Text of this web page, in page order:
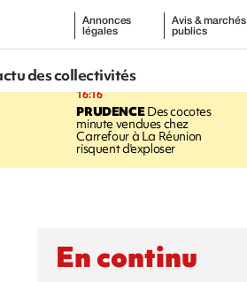
Annonces
légales
Avis & marchés
publics
des collectivités
16:16
PRUDENCEDes cocotes
minute vendues chez
Carrefour à La Réunion
risquent d'exploser
En continu